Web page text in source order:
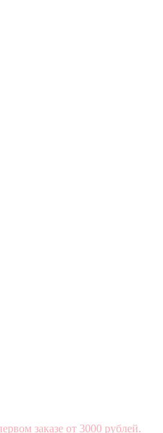
заказе от 3000 рублей.